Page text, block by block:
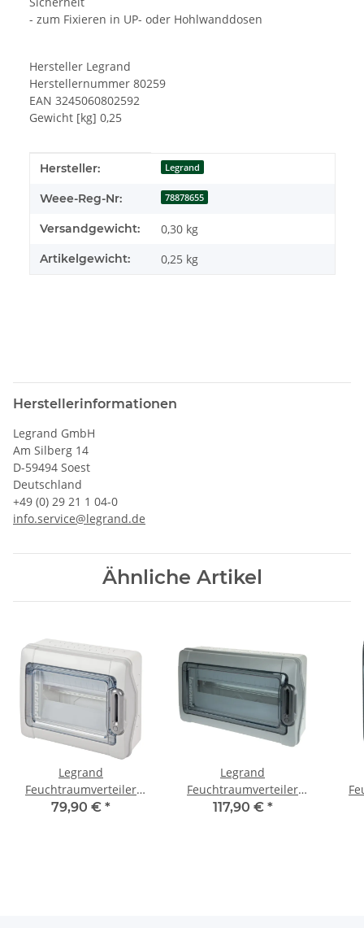
- zum Fixieren in UP- oder Hohlwanddosen
Hersteller Legrand
Herstellernummer 80259
EAN 3245060802592
Gewicht [kg] 0,25
Produkteigenschaft
Wert
Hersteller: Legrand
Weee-Reg-Nr: 78878655
Versandgewicht: 0,30 kg
Artikelgewicht: 0,25 kg
Herstellerinformationen
Legrand GmbH
Am Silberg 14
D-59494 Soest
Deutschland
+49 (0) 29 21 1 04-0
info.service@legrand.de
Ähnliche Artikel
Legrand
Feuchtraumverteiler
Aufputz 1 x 12 TE
79,90 € *
Legrand
Feuchtraumverteiler
Aufputz 1 x 18 TE
117,90 € *